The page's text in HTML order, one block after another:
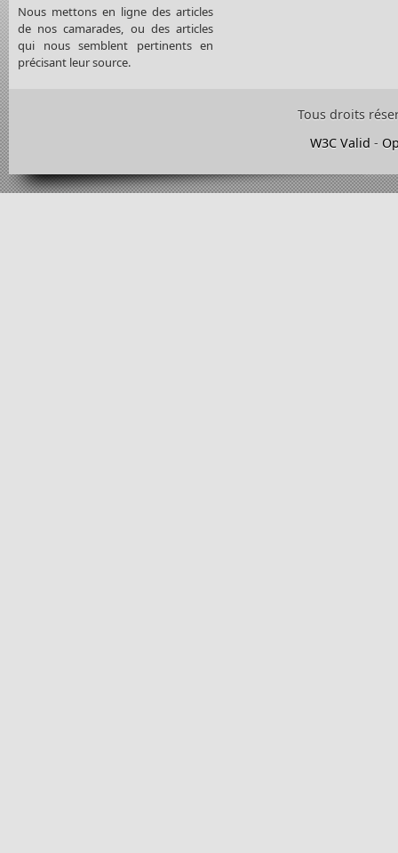
Nous mettons en ligne des articles
de nos camarades, ou des articles
qui nous semblent pertinents en
précisant leur source.
Tous droits
W3C Valid -